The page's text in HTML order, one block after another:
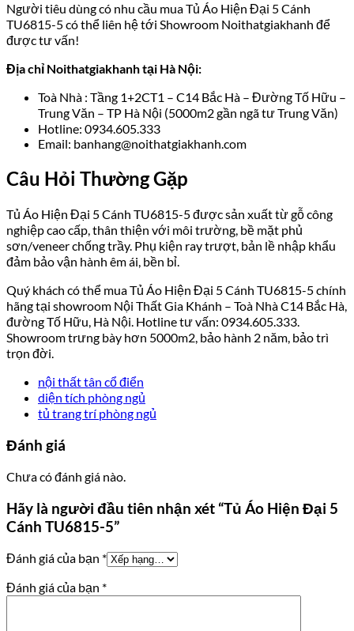
Người tiêu dùng có nhu cầu mua Tủ Áo Hiện Đại 5 Cánh
TU6815-5 có thể liên hệ tới Showroom Noithatgiakhanh để
được tư vấn!
Địa chỉ Noithatgiakhanh tại Hà Nội:
Toà Nhà : Tầng 1+2CT1 – C14 Bắc Hà – Đường Tố Hữu –
Trung Văn – TP Hà Nội (5000m2 gần ngã tư Trung Văn)
Hotline: 0934.605.333
Email: banhang@noithatgiakhanh.com
Câu Hỏi Thường Gặp
Tủ Áo Hiện Đại 5 Cánh TU6815-5 được sản xuất từ gỗ công
nghiệp cao cấp, thân thiện với môi trường, bề mặt phủ
sơn/veneer chống trầy. Phụ kiện ray trượt, bản lề nhập khẩu
đảm bảo vận hành êm ái, bền bỉ.
Quý khách có thể mua Tủ Áo Hiện Đại 5 Cánh TU6815-5 chính
hãng tại showroom Nội Thất Gia Khánh – Toà Nhà C14 Bắc Hà,
đường Tố Hữu, Hà Nội. Hotline tư vấn: 0934.605.333.
Showroom trưng bày hơn 5000m2, bảo hành 2 năm, bảo trì
trọn đời.
nội thất tân cổ điển
diện tích phòng ngủ
tủ trang trí phòng ngủ
Đánh giá
Chưa có đánh giá nào.
Hãy là người đầu tiên nhận xét “Tủ Áo Hiện Đại 5
Cánh TU6815-5”
Đánh giá của bạn *
Đánh giá của bạn *